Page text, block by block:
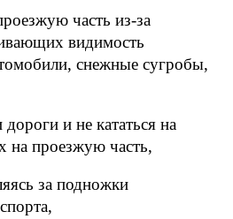
часть из-за
видимость
снежные сугробы,
и не кататься на
на проезжую часть,
за подножки